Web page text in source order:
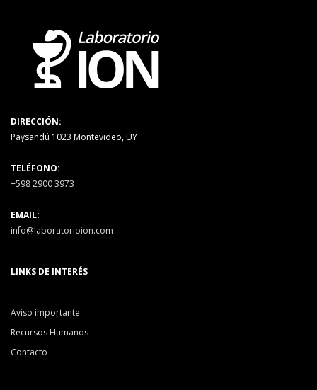
DIRECCIÓN:
Paysandú 1023 Montevideo, UY
TELÉFONO:
+598 2900 3973
EMAIL:
info@laboratorioion.com
LINKS DE INTERÉS
Aviso importante
Recursos Humanos
Contacto